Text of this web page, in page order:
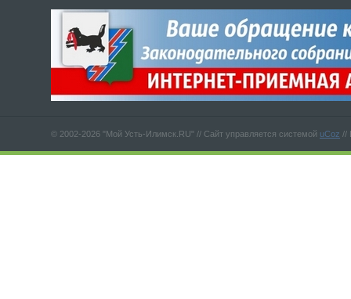
© 2002-2026 "Мой Усть-Илимск.RU" // Сайт управляется системой uCoz //